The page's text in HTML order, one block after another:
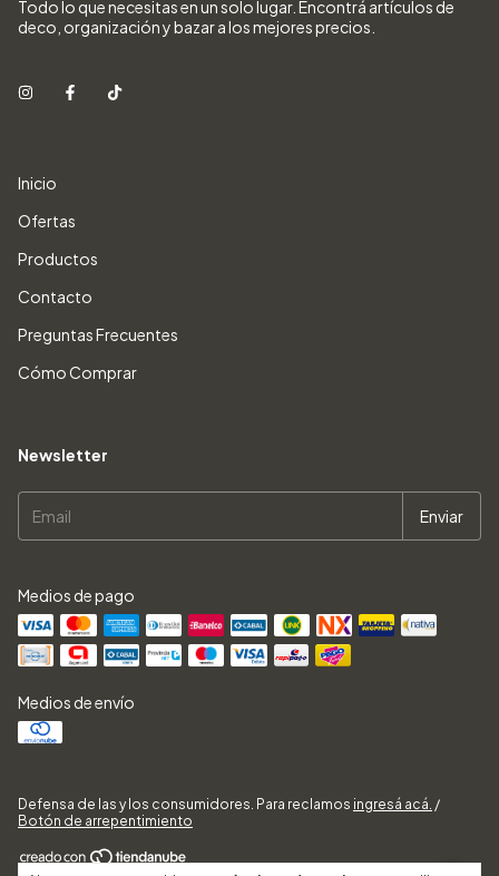
Todo lo que necesitas en un solo lugar. Encontrá artículos de
deco, organización y bazar a los mejores precios.
Inicio
Ofertas
Productos
Contacto
Preguntas Frecuentes
Cómo Comprar
Newsletter
Medios de pago
Medios de envío
Defensa de las y los consumidores. Para reclamos ingresá acá. /
Botón de arrepentimiento